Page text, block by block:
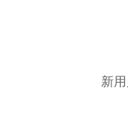
新